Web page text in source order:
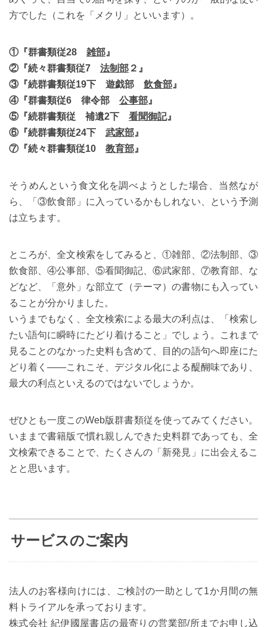
方でした（これを「メクリ」といいます）。
①『群書類従28 雑部 』
②『続々群書類従7 法制部 ２』
③『続群書類従19下 遊戯部 飲食部 』
④『群書類従6 律令部 公事部 』
⑤『続群書類従 補遺2下 看聞御記』
⑥『続群書類従24下 武家部 』
⑦『続々群書類従10 教育部 』
そうめんという食文化を調べようとした場合、当然なが
ら、「③飲食部」に入っているかもしれない、という予測
は立ちます。
ところが、全文検索をしてみると、①雑部、②法制部、③
飲食部、④公事部、⑤看聞御記、⑥武家部、⑦教育部、な
どなど、「意外」な部立て（テーマ）の書物にも入ってい
ることが分かりました。
いうまでもなく、全文検索による最大の利点は、「検索し
たい語句に瞬時にたどり着けること」でしょう。これまで
見ることのなかった史料も含めて、目的の語句へ即座にた
どり着く――これこそ、デジタル化による醍醐味であり、
最大の利点といえるのではないでしょうか。
ぜひとも一度このWeb版群書類従を使ってみてください。
いままで書籍版で慣れ親しんできた史料群であっても、全
文検索できることで、たくさんの「新発見」に出会えるこ
とと思います。
サービスのご案内
法人のお客様向けには、ご検討の一助として1か月間の無
料トライアルを承っております。
株式会社 紀伊國屋書店の最寄りの営業部/所までお申し込